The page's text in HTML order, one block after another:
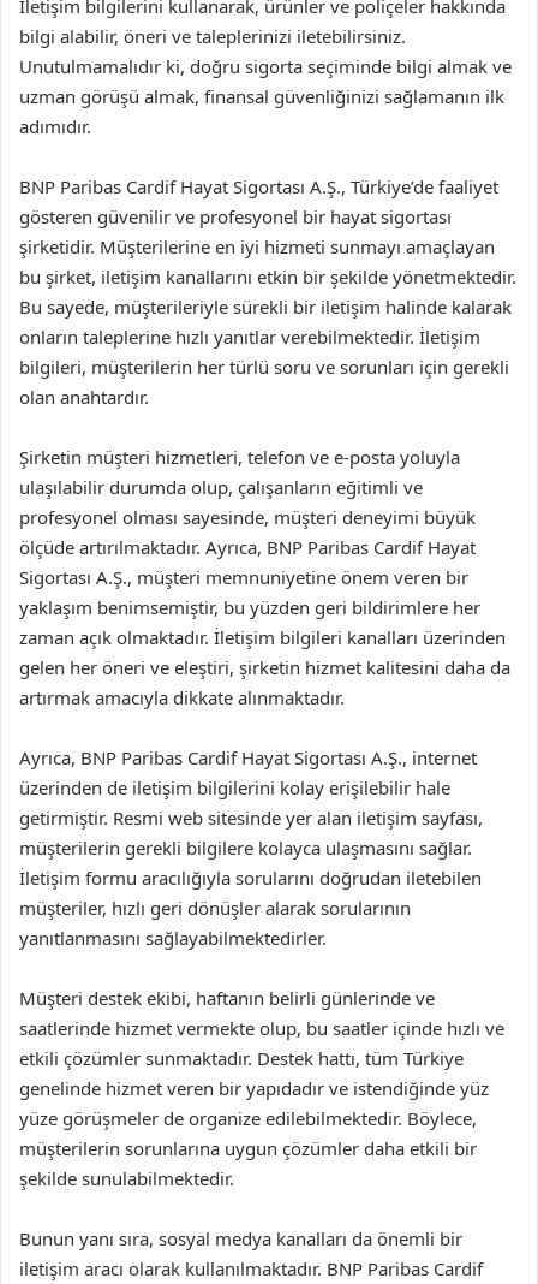
İletişim bilgilerini kullanarak, ürünler ve poliçeler hakkında
bilgi alabilir, öneri ve taleplerinizi iletebilirsiniz.
Unutulmamalıdır ki, doğru sigorta seçiminde bilgi almak ve
uzman görüşü almak, finansal güvenliğinizi sağlamanın ilk
adımıdır.
BNP Paribas Cardif Hayat Sigortası A.Ş., Türkiye’de faaliyet
gösteren güvenilir ve profesyonel bir hayat sigortası
şirketidir. Müşterilerine en iyi hizmeti sunmayı amaçlayan
bu şirket, iletişim kanallarını etkin bir şekilde yönetmektedir.
Bu sayede, müşterileriyle sürekli bir iletişim halinde kalarak
onların taleplerine hızlı yanıtlar verebilmektedir. İletişim
bilgileri, müşterilerin her türlü soru ve sorunları için gerekli
olan anahtardır.
Şirketin müşteri hizmetleri, telefon ve e-posta yoluyla
ulaşılabilir durumda olup, çalışanların eğitimli ve
profesyonel olması sayesinde, müşteri deneyimi büyük
ölçüde artırılmaktadır. Ayrıca, BNP Paribas Cardif Hayat
Sigortası A.Ş., müşteri memnuniyetine önem veren bir
yaklaşım benimsemiştir, bu yüzden geri bildirimlere her
zaman açık olmaktadır. İletişim bilgileri kanalları üzerinden
gelen her öneri ve eleştiri, şirketin hizmet kalitesini daha da
artırmak amacıyla dikkate alınmaktadır.
Ayrıca, BNP Paribas Cardif Hayat Sigortası A.Ş., internet
üzerinden de iletişim bilgilerini kolay erişilebilir hale
getirmiştir. Resmi web sitesinde yer alan iletişim sayfası,
müşterilerin gerekli bilgilere kolayca ulaşmasını sağlar.
İletişim formu aracılığıyla sorularını doğrudan iletebilen
müşteriler, hızlı geri dönüşler alarak sorularının
yanıtlanmasını sağlayabilmektedirler.
Müşteri destek ekibi, haftanın belirli günlerinde ve
saatlerinde hizmet vermekte olup, bu saatler içinde hızlı ve
etkili çözümler sunmaktadır. Destek hattı, tüm Türkiye
genelinde hizmet veren bir yapıdadır ve istendiğinde yüz
yüze görüşmeler de organize edilebilmektedir. Böylece,
müşterilerin sorunlarına uygun çözümler daha etkili bir
şekilde sunulabilmektedir.
Bunun yanı sıra, sosyal medya kanalları da önemli bir
iletişim aracı olarak kullanılmaktadır. BNP Paribas Cardif